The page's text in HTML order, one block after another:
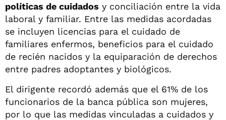
políticas de cuidados y conciliación entre la vida
laboral y familiar. Entre las medidas acordadas
se incluyen licencias para el cuidado de
familiares enfermos, beneficios para el cuidado
de recién nacidos y la equiparación de derechos
entre padres adoptantes y biológicos.
El dirigente recordó además que el 61% de los
funcionarios de la banca pública son mujeres,
por lo que las medidas vinculadas a cuidados y